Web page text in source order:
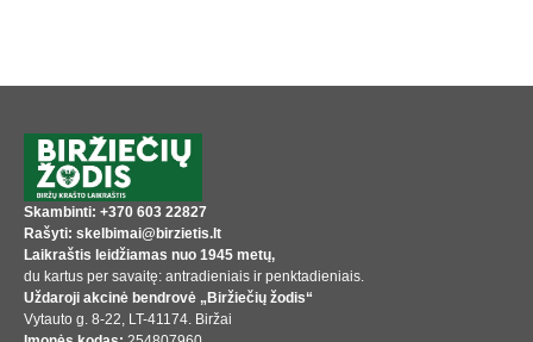
Skambinti: +370 603 22827
Rašyti: skelbimai@birzietis.lt
Laikraštis leidžiamas nuo 1945 metų,
du kartus per savaitę: antradieniais ir penktadieniais.
Uždaroji akcinė bendrovė „Biržiečių žodis“
Vytauto g. 8-22, LT-41174. Biržai